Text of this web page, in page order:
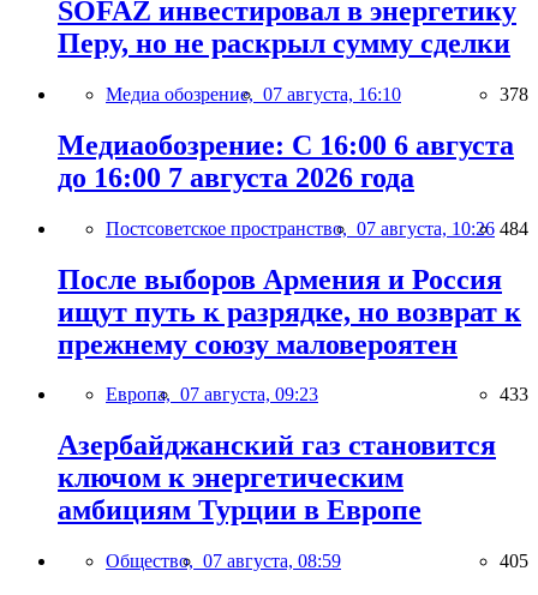
SOFAZ инвестировал в энергетику
Перу, но не раскрыл сумму сделки
Медиа обозрение, 07 августа, 16:10 378
Медиаобозрение: С 16:00 6 августа
до 16:00 7 августа 2026 года
Постсоветское пространство, 07 августа, 10:26 484
После выборов Армения и Россия
ищут путь к разрядке, но возврат к
прежнему союзу маловероятен
Европа, 07 августа, 09:23 433
Азербайджанский газ становится
ключом к энергетическим
амбициям Турции в Европе
Общество, 07 августа, 08:59 405